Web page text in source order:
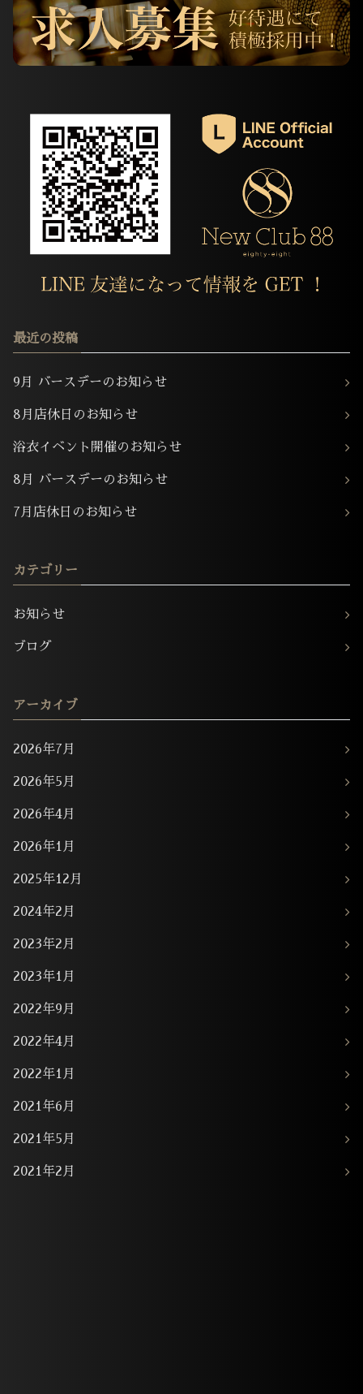
最近の投稿
9月 バースデーのお知らせ
8月店休日のお知らせ
浴衣イベント開催のお知らせ
8月 バースデーのお知らせ
7月店休日のお知らせ
カテゴリー
お知らせ
ブログ
アーカイブ
2026年7月
2026年5月
2026年4月
2026年1月
2025年12月
2024年2月
2023年2月
2023年1月
2022年9月
2022年4月
2022年1月
2021年6月
2021年5月
2021年2月